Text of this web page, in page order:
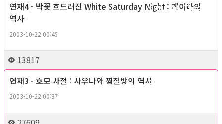
Gay right, Theory
연재4 - 박꽃 흐드러진 White Saturday Night : 게이바의
역사
2003-10-22 00:45
13817
Gay right, Theory
연재3 - 호모 사절 : 사우나와 찜질방의 역사
2003-10-22 00:37